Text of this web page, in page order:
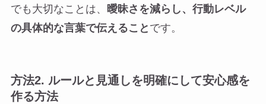
でも大切なことは、 曖昧さを減らし、行動レベル
の具体的な言葉で伝えること です。
方法2. ルールと見通しを明確にして安心感を
作る方法